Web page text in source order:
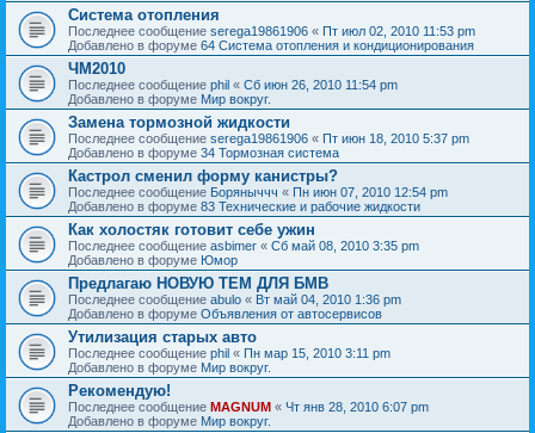
Система отопления
Последнее сообщение serega19861906 « Пт июл 02, 2010 11:53 pm
Добавлено в форуме 64 Система отопления и кондиционирования
ЧМ2010
Последнее сообщение phil « Сб июн 26, 2010 11:54 pm
Добавлено в форуме Мир вокруг.
Замена тормозной жидкости
Последнее сообщение serega19861906 « Пт июн 18, 2010 5:37 pm
Добавлено в форуме 34 Тормозная система
Кастрол сменил форму канистры?
Последнее сообщение Боряныччч « Пн июн 07, 2010 12:54 pm
Добавлено в форуме 83 Технические и рабочие жидкости
Как холостяк готовит себе ужин
Последнее сообщение asbimer « Сб май 08, 2010 3:35 pm
Добавлено в форуме Юмор
Предлагаю НОВУЮ ТЕМ ДЛЯ БМВ
Последнее сообщение abulo « Вт май 04, 2010 1:36 pm
Добавлено в форуме Объявления от автосервисов
Утилизация старых авто
Последнее сообщение phil « Пн мар 15, 2010 3:11 pm
Добавлено в форуме Мир вокруг.
Рекомендую!
Последнее сообщение MAGNUM « Чт янв 28, 2010 6:07 pm
Добавлено в форуме Мир вокруг.